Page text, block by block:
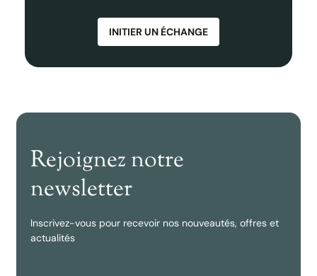
INITIER UN ÉCHANGE
Rejoignez notre
newsletter
Inscrivez-vous pour recevoir nos nouveautés, offres et
actualités